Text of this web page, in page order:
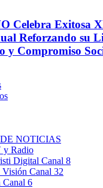
Celebra Exitosa
Reforzando su
y Compromiso
NOTICIAS
y Radio
Digital Canal 8
Visión Canal 32
Canal 6